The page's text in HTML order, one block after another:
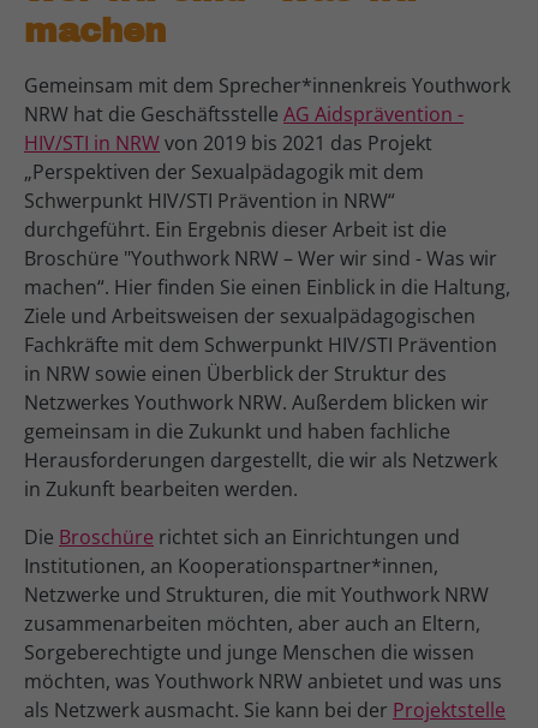
machen
Gemeinsam mit dem Sprecher*innenkreis Youthwork
NRW hat die Geschäftsstelle AG Aidsprävention -
HIV/STI in NRWvon 2019 bis 2021 das Projekt
„Perspektiven der Sexualpädagogik mit dem
Schwerpunkt HIV/STI Prävention in NRW“
durchgeführt. Ein Ergebnis dieser Arbeit ist die
Broschüre "Youthwork NRW – Wer wir sind - Was wir
machen“. Hier finden Sie einen Einblick in die Haltung,
Ziele und Arbeitsweisen der sexualpädagogischen
Fachkräfte mit dem Schwerpunkt HIV/STI Prävention
in NRW sowie einen Überblick der Struktur des
Netzwerkes Youthwork NRW. Außerdem blicken wir
gemeinsam in die Zukunkt und haben fachliche
Herausforderungen dargestellt, die wir als Netzwerk
in Zukunft bearbeiten werden.
Die Broschüre richtet sich an Einrichtungen und
Institutionen, an Kooperationspartner*innen,
Netzwerke und Strukturen, die mit Youthwork NRW
zusammenarbeiten möchten, aber auch an Eltern,
Sorgeberechtigte und junge Menschen die wissen
möchten, was Youthwork NRW anbietet und was uns
als Netzwerk ausmacht. Sie kann bei der Projektstelle